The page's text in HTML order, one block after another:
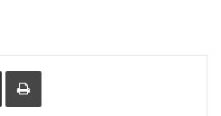
Compartir por correo electrónicoImprimir